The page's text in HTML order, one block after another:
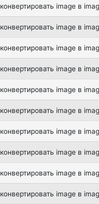
конвертировать image в
конвертировать image в
конвертировать image в
конвертировать image в
конвертировать image в
конвертировать image в
конвертировать image в
конвертировать image в
конвертировать image в
конвертировать image в